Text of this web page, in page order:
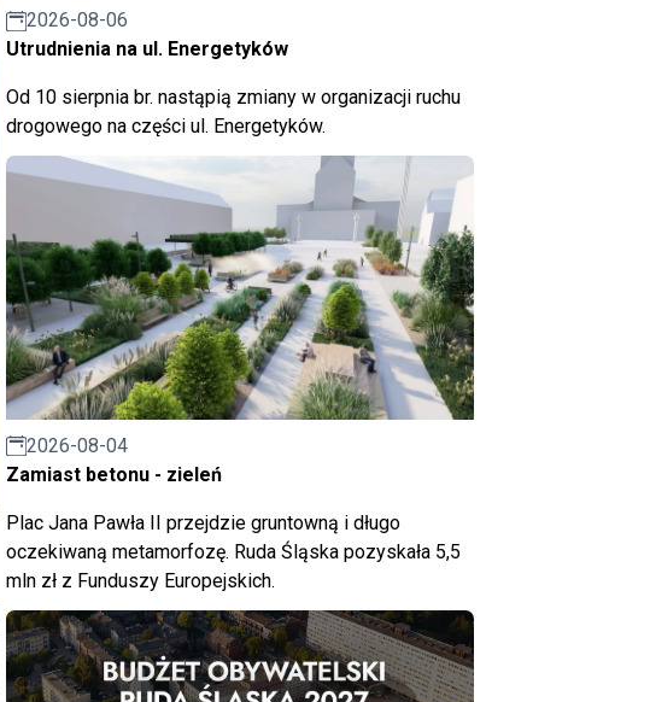
2026-08-06
Utrudnienia na ul. Energetyków
Od 10 sierpnia br. nastąpią zmiany w organizacji ruchu
drogowego na części ul. Energetyków.
2026-08-04
Zamiast betonu - zieleń
Plac Jana Pawła II przejdzie gruntowną i długo
oczekiwaną metamorfozę. Ruda Śląska pozyskała 5,5
mln zł z Funduszy Europejskich.